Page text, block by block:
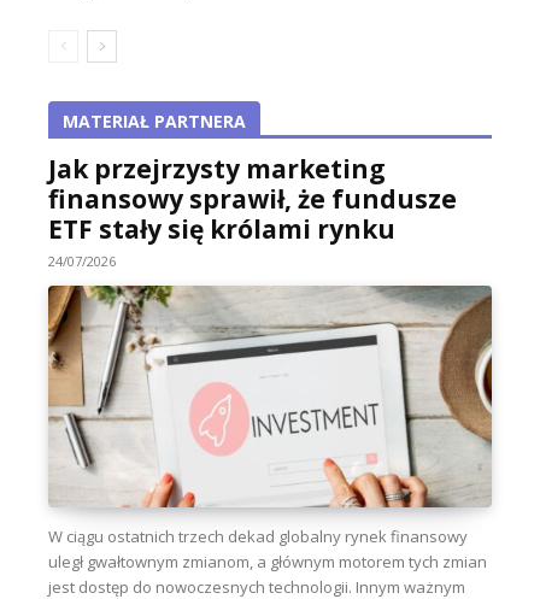
MATERIAŁ PARTNERA
Jak przejrzysty marketing
finansowy sprawił, że fundusze
ETF stały się królami rynku
24/07/2026
W ciągu ostatnich trzech dekad globalny rynek finansowy
uległ gwałtownym zmianom, a głównym motorem tych zmian
jest dostęp do nowoczesnych technologii. Innym ważnym